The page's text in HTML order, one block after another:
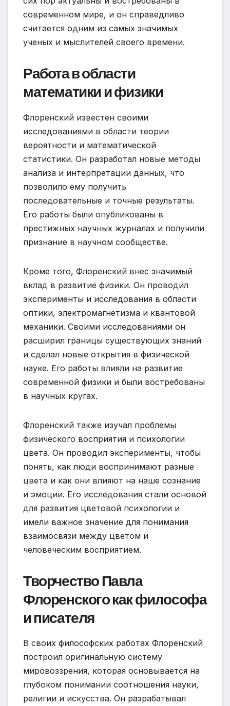
современном мире, и он справедливо
считается одним из самых значимых
ученых и мыслителей своего времени.
Работа в области
математики и физики
Флоренский известен своими
исследованиями в области теории
вероятности и математической
статистики. Он разработал новые методы
анализа и интерпретации данных, что
позволило ему получить
последовательные и точные результаты.
Его работы были опубликованы в
престижных научных журналах и получили
признание в научном сообществе.
Кроме того, Флоренский внес значимый
вклад в развитие физики. Он проводил
эксперименты и исследования в области
оптики, электромагнетизма и квантовой
механики. Своими исследованиями он
расширил границы существующих знаний
и сделал новые открытия в физической
науке. Его работы влияли на развитие
современной физики и были востребованы
в научных кругах.
Флоренский также изучал проблемы
физического восприятия и психологии
цвета. Он проводил эксперименты, чтобы
понять, как люди воспринимают разные
цвета и как они влияют на наше сознание
и эмоции. Его исследования стали основой
для развития цветовой психологии и
имели важное значение для понимания
взаимосвязи между цветом и
человеческим восприятием.
Творчество Павла
Флоренского как философа
и писателя
В своих философских работах Флоренский
построил оригинальную систему
мировоззрения, которая основывается на
глубоком понимании соотношения науки,
религии и искусства. Он разрабатывал